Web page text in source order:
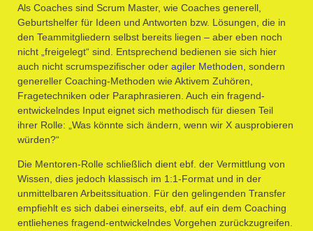
Als Coaches sind Scrum Master, wie Coaches generell,
Geburtshelfer für Ideen und Antworten bzw. Lösungen, die in
den Teammitgliedern selbst bereits liegen – aber eben noch
nicht „freigelegt“ sind. Entsprechend bedienen sie sich hier
auch nicht scrumspezifischer oder agiler Methoden, sondern
genereller Coaching-Methoden wie Aktivem Zuhören,
Fragetechniken oder Paraphrasieren. Auch ein fragend-
entwickelndes Input eignet sich methodisch für diesen Teil
ihrer Rolle: „Was könnte sich ändern, wenn wir X ausprobieren
würden?“
Die Mentoren-Rolle schließlich dient ebf. der Vermittlung von
Wissen, dies jedoch klassisch im 1:1-Format und in der
unmittelbaren Arbeitssituation. Für den gelingenden Transfer
empfiehlt es sich dabei einerseits, ebf. auf ein dem Coaching
entliehenes fragend-entwickelndes Vorgehen zurückzugreifen.